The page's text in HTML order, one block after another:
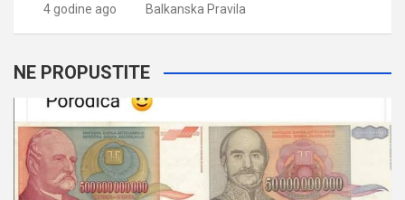
4 godine ago Balkanska Pravila
NE PROPUSTITE